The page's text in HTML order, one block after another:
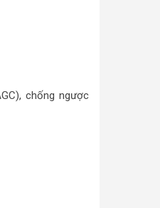
chống ngược